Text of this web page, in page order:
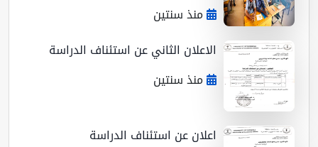
منذ سنتين
الاعلان الثاني عن استئناف الدراسة
منذ سنتين
اعلان عن استئناف الدراسة